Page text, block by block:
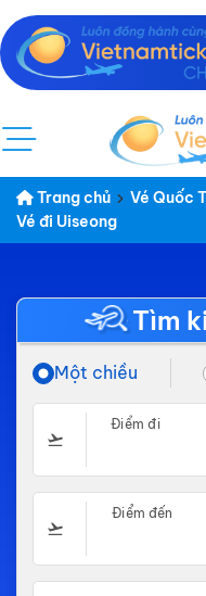
Trang chủ Vé Quốc
Vé đi Uiseong
Tìm
Một chiều
Điểm đi
Điểm đến